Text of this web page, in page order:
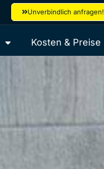
Unverbindlich anfragen!
Kosten & Preise